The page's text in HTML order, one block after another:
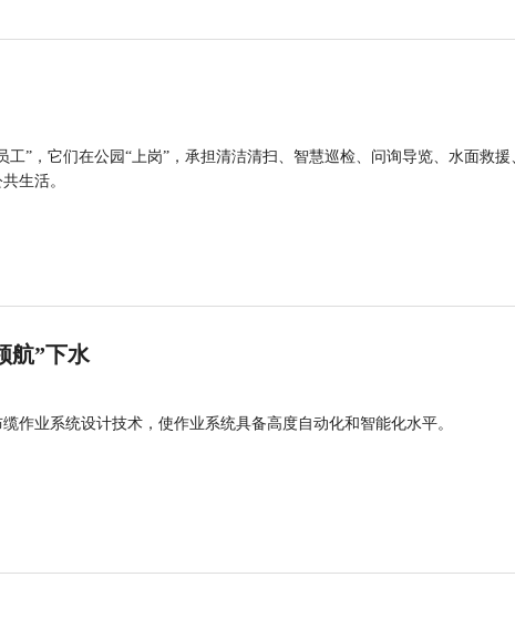
”，它们在公园“上岗”，承担清洁清扫、智慧巡检、问询导览、水面救援
生活。
航”下水
作业系统设计技术，使作业系统具备高度自动化和智能化水平。